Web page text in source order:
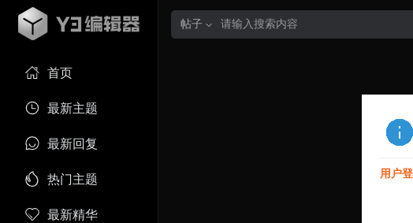
首页
最新主题
最新回复
热门主题
最新精华
帖子
用户